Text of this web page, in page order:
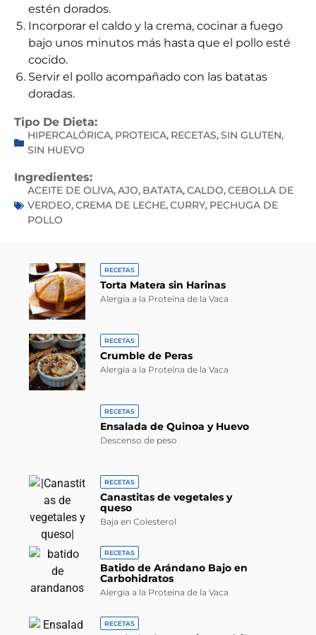
estén dorados.
Incorporar el caldo y la crema, cocinar a fuego
bajo unos minutos más hasta que el pollo esté
cocido.
Servir el pollo acompañado con las batatas
doradas.
Tipo De Dieta:
HIPERCALÓRICA, PROTEICA, RECETAS,SIN GLUTEN,
SIN HUEVO
Ingredientes:
ACEITE DE OLIVA,AJO, BATATA,CALDO,CEBOLLA DE
VERDEO,CREMA DE LECHE,CURRY, PECHUGA DE
POLLO
RECETAS
Torta Matera sin Harinas
Alergia a la Proteína de la Vaca
RECETAS
Crumble de Peras
Alergia a la Proteína de la Vaca
RECETAS
Ensalada de Quinoa y Huevo
Descenso de peso
RECETAS
Canastitas de vegetales y
queso
Baja en Colesterol
RECETAS
Batido de Arándano Bajo en
Carbohidratos
Alergia a la Proteína de la Vaca
RECETAS